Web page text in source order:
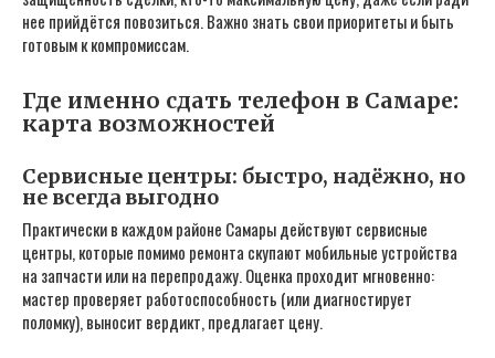
нее прийдётся повозиться. Важно знать свои приоритеты и быть
готовым к компромиссам.
Где именно сдать телефон в Самаре:
карта возможностей
Сервисные центры: быстро, надёжно, но
не всегда выгодно
Практически в каждом районе Самары действуют сервисные
центры, которые помимо ремонта скупают мобильные устройства
на запчасти или на перепродажу. Оценка проходит мгновенно:
мастер проверяет работоспособность (или диагностирует
поломку), выносит вердикт, предлагает цену.